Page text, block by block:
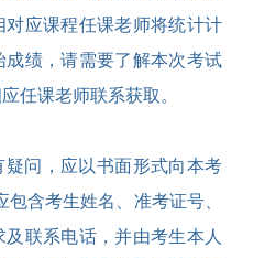
应课程任课老师将统计计
绩，请需要了解本次考试
任课老师联系获取。
问，应以书面形式向本考
包含考生姓名、准考证号、
联系电话，并由考生本人